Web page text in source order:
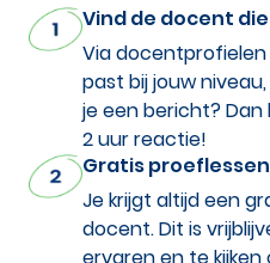
Vind de docent
Via docentprofielen
past bij jouw
je een bericht?
2 uur reactie!
Gratis
Je krijgt altijd een
docent. Dit is